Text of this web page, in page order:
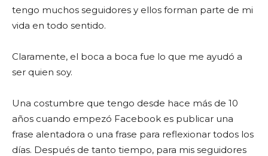
tengo muchos seguidores y ellos forman parte de mi
vida en todo sentido.
Claramente, el boca a boca fue lo que me ayudó a
ser quien soy.
Una costumbre que tengo desde hace más de 10
años cuando empezó Facebook es publicar una
frase alentadora o una frase para reflexionar todos los
días. Después de tanto tiempo, para mis seguidores